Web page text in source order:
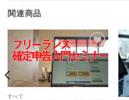
関連商品
Add to
Wishlist
すべて